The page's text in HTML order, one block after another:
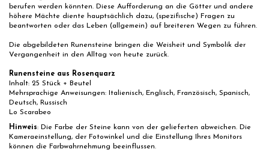
berufen werden könnten. Diese Aufforderung an die Götter und andere
höhere Mächte diente hauptsächlich dazu, (spezifische) Fragen zu
beantworten oder das Leben (allgemein) auf breiteren Wegen zu führen.
Die abgebildeten Runensteine bringen die Weisheit und Symbolik der
Vergangenheit in den Alltag von heute zurück.
Runensteine aus Rosenquarz
Inhalt: 25 Stück + Beutel
Mehrsprachige Anweisungen: Italienisch, Englisch, Französisch, Spanisch,
Deutsch, Russisch
Lo Scarabeo
Hinweis: Die Farbe der Steine ​​kann von der gelieferten abweichen. Die
Kameraeinstellung, der Fotowinkel und die Einstellung Ihres Monitors
können die Farbwahrnehmung beeinflussen.